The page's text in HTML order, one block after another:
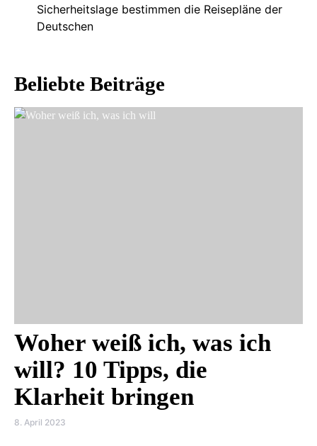
Sicherheitslage bestimmen die Reisepläne der
Deutschen
Beliebte Beiträge
Woher weiß ich, was ich
will? 10 Tipps, die
Klarheit bringen
8. April 2023